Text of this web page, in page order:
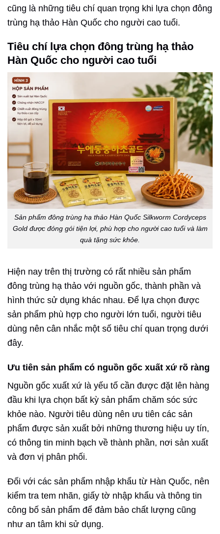
cũng là những tiêu chí quan trọng khi lựa chọn đông
trùng hạ thảo Hàn Quốc cho người cao tuổi.
Tiêu chí lựa chọn đông trùng hạ thảo
Hàn Quốc cho người cao tuổi
Sản phẩm đông trùng hạ thảo Hàn Quốc Silkworm Cordyceps
Gold được đóng gói tiện lợi, phù hợp cho người cao tuổi và làm
quà tặng sức khỏe.
Hiện nay trên thị trường có rất nhiều sản phẩm
đông trùng hạ thảo với nguồn gốc, thành phần và
hình thức sử dụng khác nhau. Để lựa chọn được
sản phẩm phù hợp cho người lớn tuổi, người tiêu
dùng nên cân nhắc một số tiêu chí quan trọng dưới
đây.
Ưu tiên sản phẩm có nguồn gốc xuất xứ rõ ràng
Nguồn gốc xuất xứ là yếu tố cần được đặt lên hàng
đầu khi lựa chọn bất kỳ sản phẩm chăm sóc sức
khỏe nào. Người tiêu dùng nên ưu tiên các sản
phẩm được sản xuất bởi những thương hiệu uy tín,
có thông tin minh bạch về thành phần, nơi sản xuất
và đơn vị phân phối.
Đối với các sản phẩm nhập khẩu từ Hàn Quốc, nên
kiểm tra tem nhãn, giấy tờ nhập khẩu và thông tin
công bố sản phẩm để đảm bảo chất lượng cũng
như an tâm khi sử dụng.